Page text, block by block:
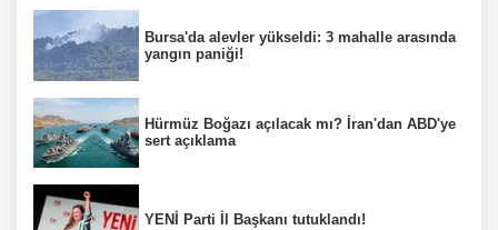
Bursa'da alevler yükseldi: 3 mahalle arasında
yangın paniği!
Hürmüz Boğazı açılacak mı? İran'dan ABD'ye
sert açıklama
YENİ Parti İl Başkanı tutuklandı!